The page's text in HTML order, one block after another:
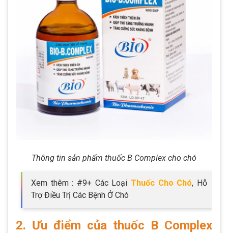
Thông tin sản phẩm thuốc B Complex cho chó
Xem thêm : #9+ Các Loại Thuốc Cho Chó, Hỗ
Trợ Điều Trị Các Bệnh Ở Chó
2. Ưu điểm của thuốc B Complex